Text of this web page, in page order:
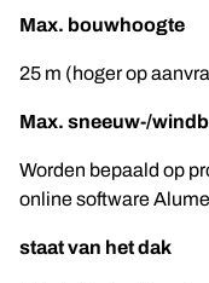
Max. bouwhoogte
25 m (hoger op
Max. sneeuw-/
Worden bepaald op
online software
staat van het dak